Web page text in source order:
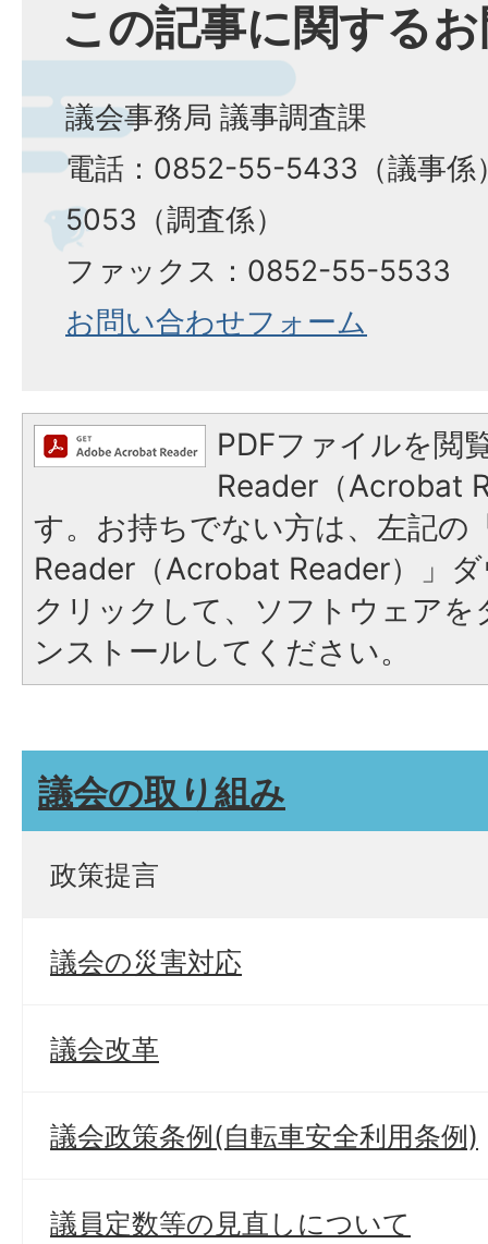
この記事に関する
議会事務局 議事調査課
電話：0852-55-5433（議事
5053（調査係）
ファックス：0852-55-5533
お問い合わせフォーム
PDFファイルを閲
Reader（Acrobat
す。お持ちでない方は、左記の
Reader（Acrobat Reader）」
クリックして、ソフトウェア
ンストールしてください。
議会の取り組み
政策提言
議会の災害対応
議会改革
議会政策条例(自転車安全利用条例)
議員定数等の見直しについて